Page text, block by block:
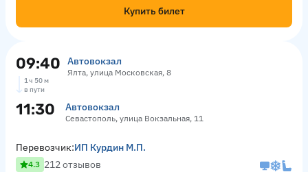
Купить билет
09:40 Автовокзал
Ялта, улица Московская, 8
1 ч 50 м
в пути
11:30 Автовокзал
Севастополь, улица Вокзальная, 11
Перевозчик:ИП Курдин М.П.
4.3 212 отзывов